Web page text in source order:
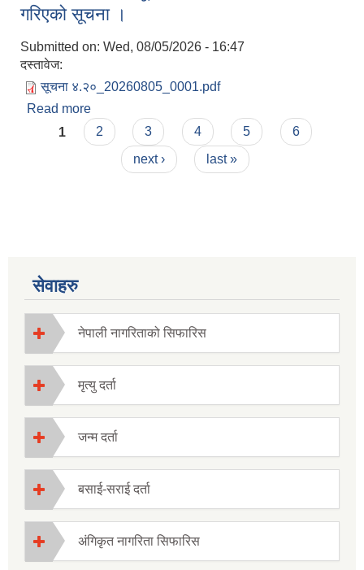
गरिएको सूचना ।
Submitted on: Wed, 08/05/2026 - 16:47
दस्तावेज:
सूचना ४‍.२०_20260805_0001.pdf
Read more
गरिएको सूचना ।
Pages
1 2 3 4 5
6
next ›
last »
सेवाहरु
नेपाली नागरिताको सिफारिस
मृत्यु दर्ता
जन्म दर्ता
बसाई-सराई दर्ता
अंगिकृत नागरिता सिफारिस